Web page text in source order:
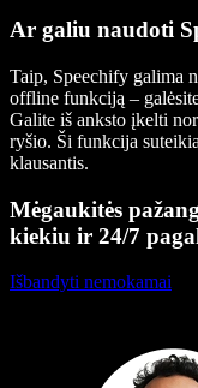
Ar galiu naudoti
Taip, Speechify galima
offline funkciją –
Galite iš anksto įkelti
ryšio. Ši funkcija
klausantis.
Mėgaukitės
kiekiu ir 24/7
Išbandyti nemokamai